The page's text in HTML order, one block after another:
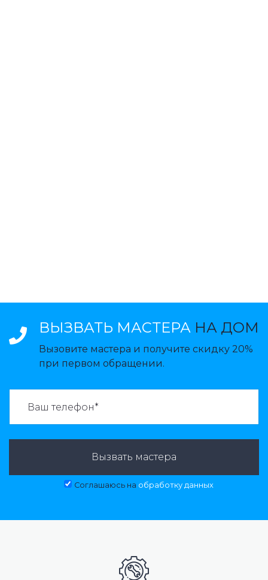
ВЫЗВАТЬ МАСТЕРА НА ДОМ
Вызовите мастера и получите скидку 20%
при первом обращении.
Вызвать мастера
Соглашаюсь на обработку данных